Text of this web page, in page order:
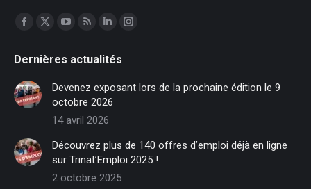
Trouvez nous sur :
Facebook
opens
in
new
window
X
opens
new
window
opens
in
new
window
opens
in
new
window
LinkedIn
opens
in
new
window
Instagram
in
Dernières actualités
Devenez exposant lors de la prochaine édition le 9
octobre 2026
14 avril 2026
Découvrez plus de 140 offres d’emploi déjà en ligne
sur Trinat’Emploi 2025 !
2 octobre 2025